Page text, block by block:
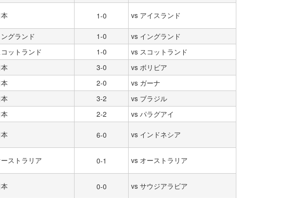
1-0 vs アイスランド
グランド 1-0
vs イングランド
ットランド 1-0
vs スコットランド
3-0
vs ボリビア
2-0
vs ガーナ
3-2
vs ブラジル
2-2 vs パラグアイ
6-0 vs インドネシア
ストラリア 0-1 vs オーストラリア
0-0 vs サウジアラビア